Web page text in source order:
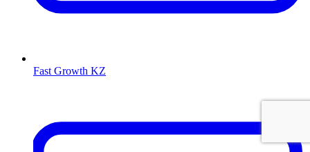
Fast Growth KZ